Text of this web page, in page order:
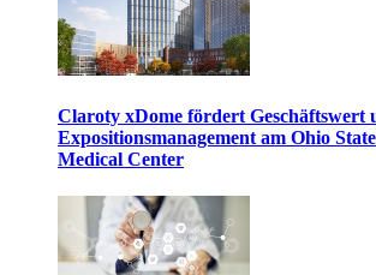
Claroty xDome fördert Geschäftswert
Expositionsmanagement am Ohio
Medical Center